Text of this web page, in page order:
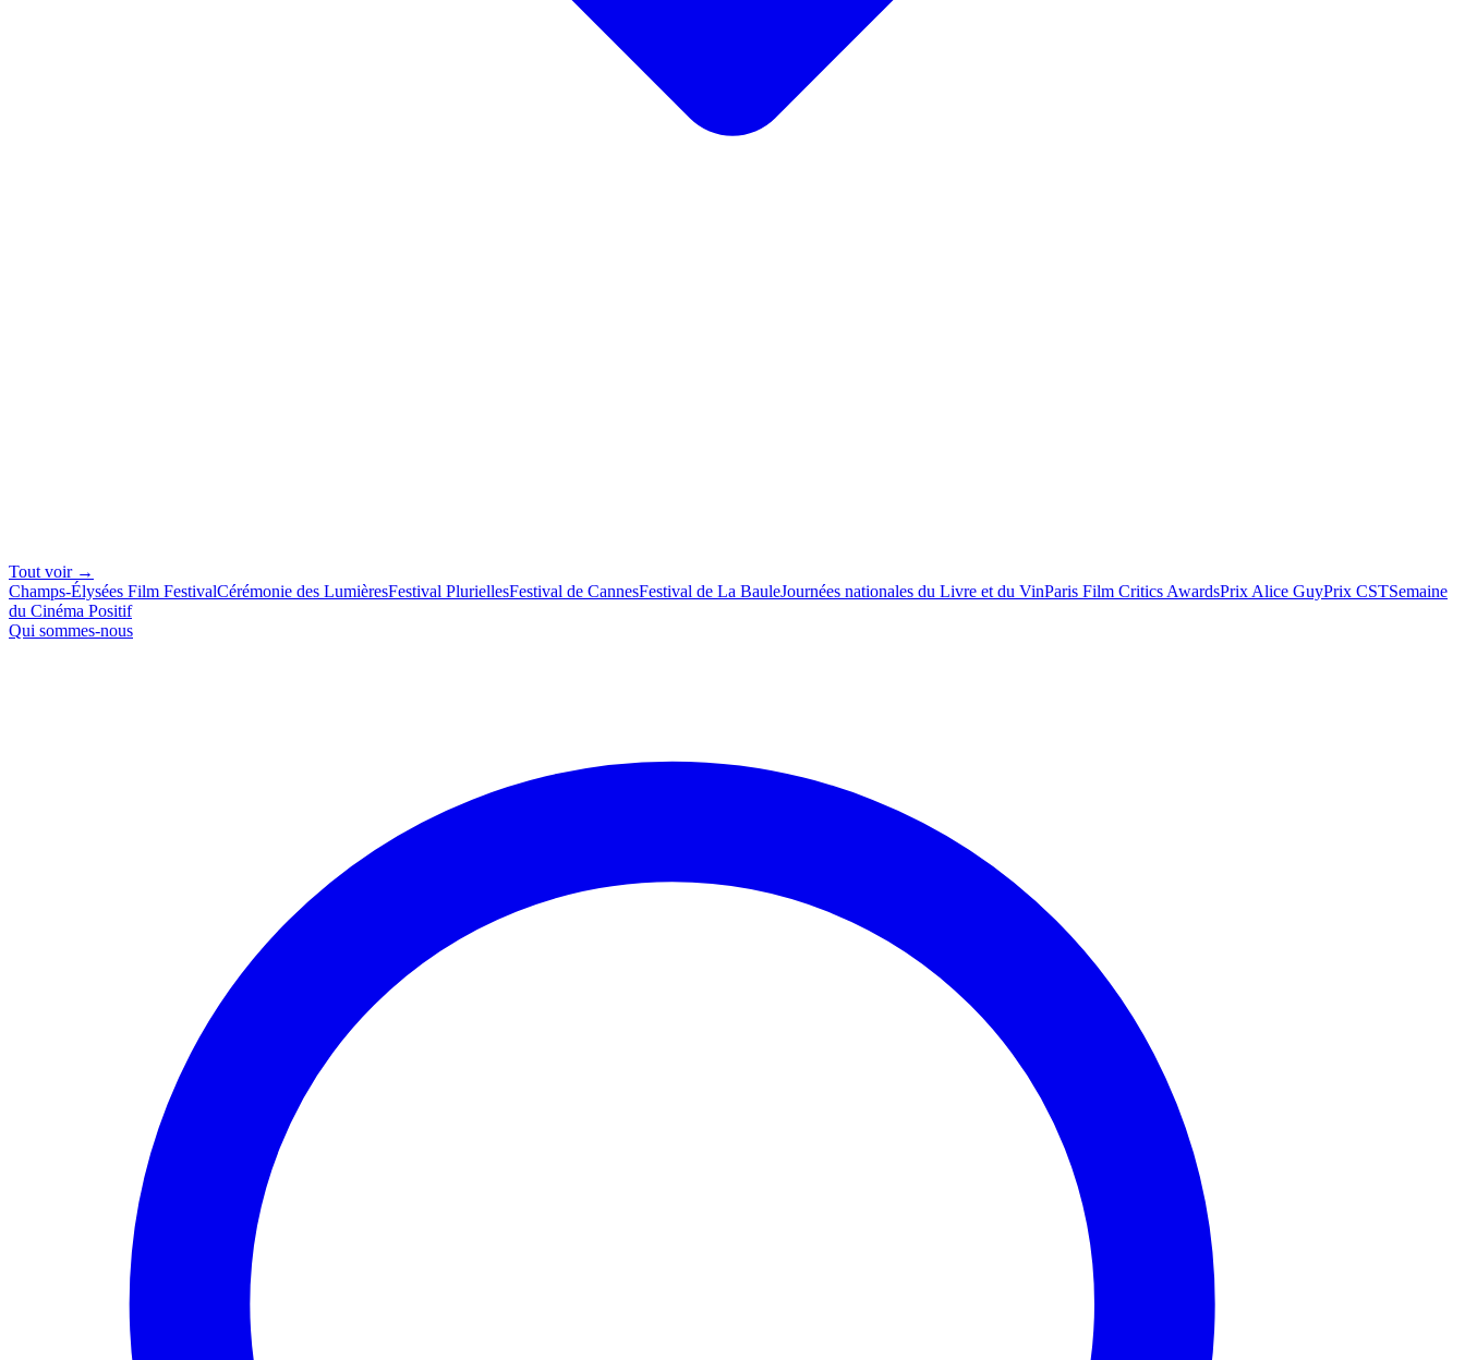
Tout voir →
Champs-Élysées Film FestivalCérémonie des LumièresFestival PluriellesFestival de CannesFestival de La BauleJournées nationales du Livre et du VinParis Film Critics AwardsPrix Alice GuyPrix CSTSemaine
du Cinéma Positif
Qui sommes-nous